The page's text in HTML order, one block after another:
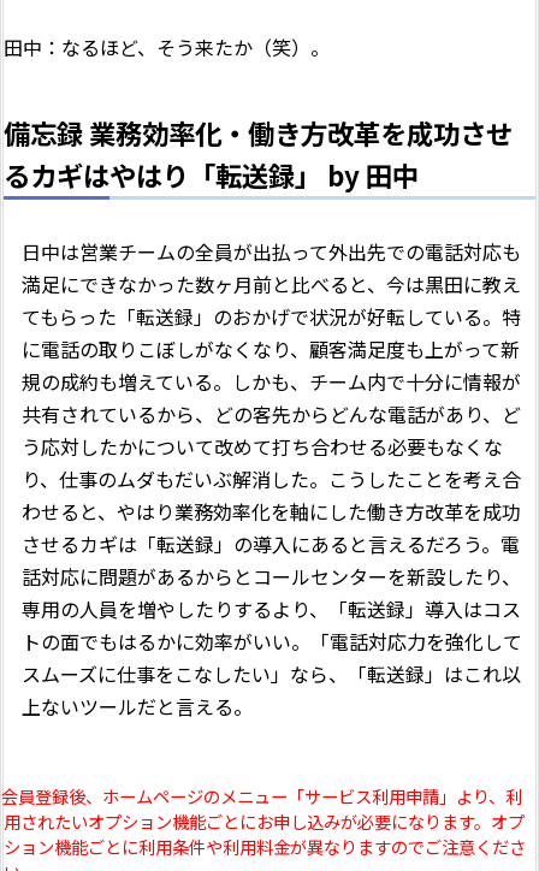
田中：なるほど、そう来たか（笑）。
備忘録 業務効率化・働き方改革を成功させ
るカギはやはり「転送録」 by 田中
日中は営業チームの全員が出払って外出先での電話対応も
満足にできなかった数ヶ月前と比べると、今は黒田に教え
てもらった「転送録」のおかげで状況が好転している。特
に電話の取りこぼしがなくなり、顧客満足度も上がって新
規の成約も増えている。しかも、チーム内で十分に情報が
共有されているから、どの客先からどんな電話があり、ど
う応対したかについて改めて打ち合わせる必要もなくな
り、仕事のムダもだいぶ解消した。こうしたことを考え合
わせると、やはり業務効率化を軸にした働き方改革を成功
させるカギは「転送録」の導入にあると言えるだろう。電
話対応に問題があるからとコールセンターを新設したり、
専用の人員を増やしたりするより、「転送録」導入はコス
トの面でもはるかに効率がいい。「電話対応力を強化して
スムーズに仕事をこなしたい」なら、「転送録」はこれ以
上ないツールだと言える。
員登録後、ホームページのメニュー「サービス利用申請」より、利
用されたいオプション機能ごとにお申し込みが必要になります。オプ
ション機能ごとに利用条件や利用料金が異なりますのでご注意くださ